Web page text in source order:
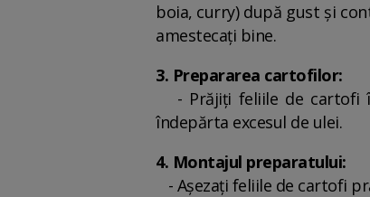
boia, curry) după gust și
amestecați bine.
3. Prepararea cartofilor:
- Prăjiți feliile de cartofi
îndepărta excesul de ulei.
4. Montajul preparatului:
- Așezați feliile de cartofi